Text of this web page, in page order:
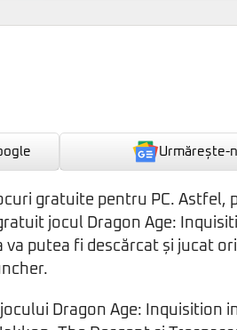
Urmărește-
gratuite pentru PC. Astfel,
jocul Dragon Age:
va putea fi descărcat și jucat
Dragon Age: Inquisition